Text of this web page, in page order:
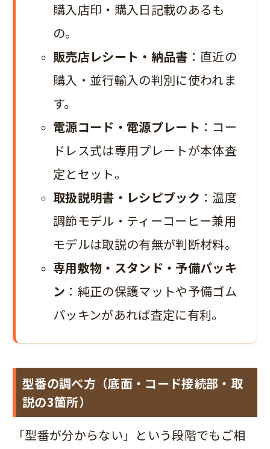
購入店印・購入日記載のあるも
の。
販売店レシート・納品書 ：直近の
購入・並行輸入の判別に使われま
す。
電源コード・電源プレート ：コー
ドレス式は専用プレートが本体査
定とセット。
取扱説明書・レシピブック ：温度
調節モデル・ティーコーヒー兼用
モデルは取説の有無が判断材料。
専用敷物・スタンド・予備パッキ
ン ：純正の保護マットや予備ゴム
パッキンがあれば査定に有利。
型番の調べ方（底面・コード接続部・取
説の3箇所）
「型番が分からない」という段階でもご相